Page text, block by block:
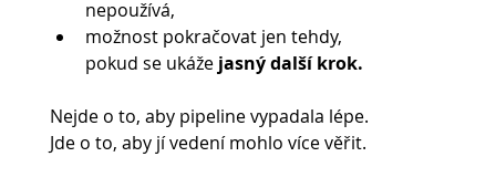
nepoužívá,
možnost pokračovat jen tehdy,
pokud se ukáže jasný další krok.
Nejde o to, aby pipeline vypadala lépe.
Jde o to, aby jí vedení mohlo více věřit.